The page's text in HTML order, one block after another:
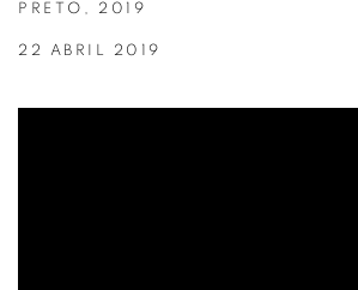
PRETO, 2019
22 ABRIL 2019